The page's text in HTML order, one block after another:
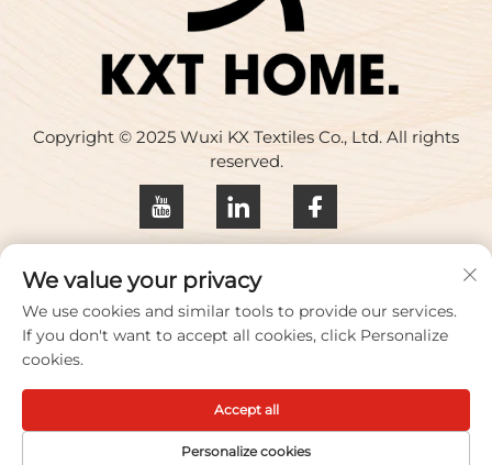
Copyright © 2025 Wuxi KX Textiles Co., Ltd. All rights
reserved.
Integritetspolicy
Kontakta oss
Address: Byggnad 17, Huaqing Creative Park, nr 33
Zhihui Road, Wuxi City, Jiangsuprovins, Kina
+86-18100656573
E-post:[email protected]
We value your privacy
We use cookies and similar tools to provide our services.
If you don't want to accept all cookies, click Personalize
cookies.
Personalize cookies
Accept all